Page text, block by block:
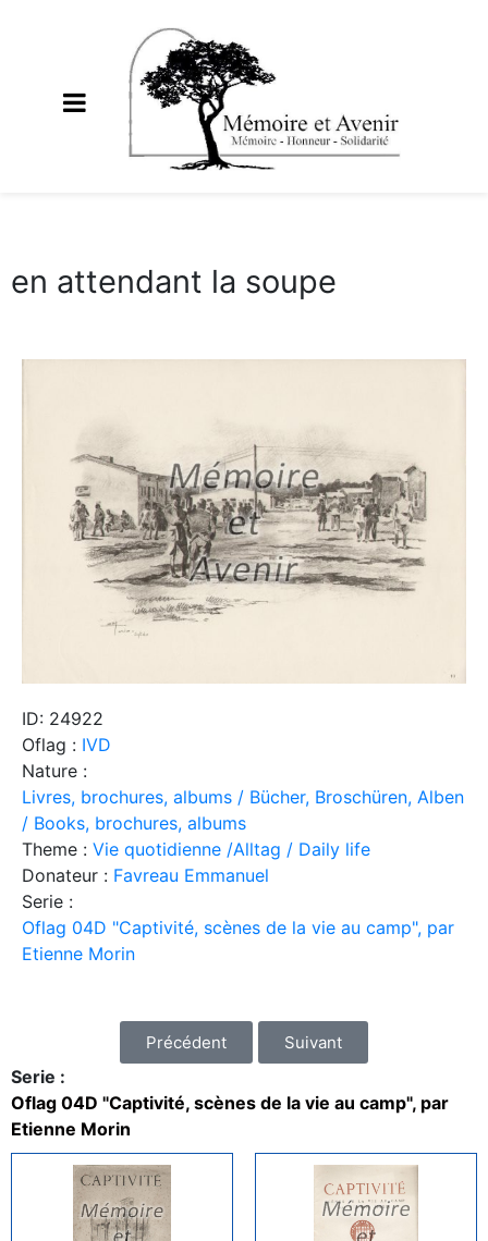
en attendant la soupe
ID: 24922
Oflag : IVD
Nature :
Livres, brochures, albums / Bücher, Broschüren, Alben
/ Books, brochures, albums
Theme : Vie quotidienne /Alltag / Daily life
Donateur : Favreau Emmanuel
Serie :
Oflag 04D "Captivité, scènes de la vie au camp", par
Etienne Morin
Précédent Suivant
Serie :
Oflag 04D "Captivité, scènes de la vie au camp", par
Etienne Morin